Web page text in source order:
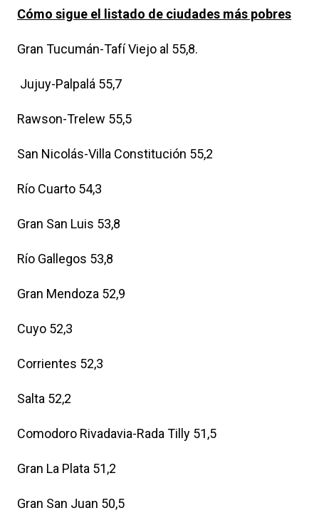
Cómo sigue el listado de ciudades más pobres
Gran Tucumán-Tafí Viejo al 55,8.
Jujuy-Palpalá 55,7
Rawson-Trelew 55,5
San Nicolás-Villa Constitución 55,2
Río Cuarto 54,3
Gran San Luis 53,8
Río Gallegos 53,8
Gran Mendoza 52,9
Cuyo 52,3
Corrientes 52,3
Salta 52,2
Comodoro Rivadavia-Rada Tilly 51,5
Gran La Plata 51,2
Gran San Juan 50,5